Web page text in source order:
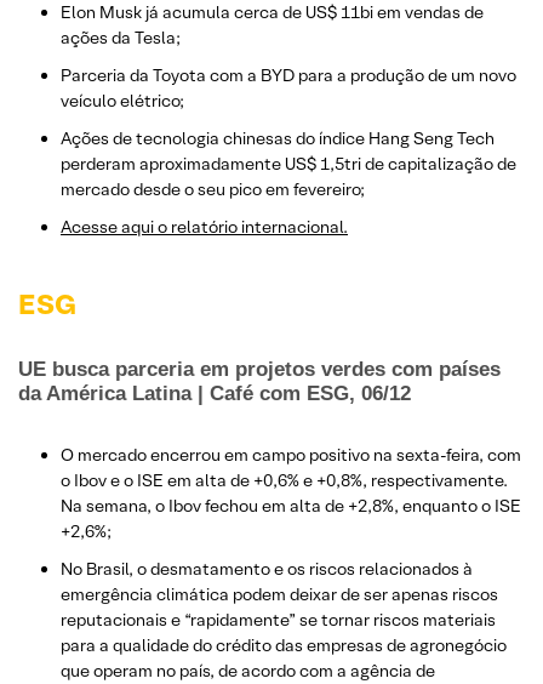
Elon Musk já acumula cerca de US$ 11bi em vendas de
ações da Tesla;
Parceria da Toyota com a BYD para a produção de um novo
veículo elétrico;
Ações de tecnologia chinesas do índice Hang Seng Tech
perderam aproximadamente US$ 1,5tri de capitalização de
mercado desde o seu pico em fevereiro;
Acesse aqui o relatório internacional.
ESG
UE busca parceria em projetos verdes com países
da América Latina | Café com ESG, 06/12
O mercado encerrou em campo positivo na sexta-feira, com
o Ibov e o ISE em alta de +0,6% e +0,8%, respectivamente.
Na semana, o Ibov fechou em alta de +2,8%, enquanto o ISE
+2,6%;
No Brasil, o desmatamento e os riscos relacionados à
emergência climática podem deixar de ser apenas riscos
reputacionais e “rapidamente” se tornar riscos materiais
para a qualidade do crédito das empresas de agronegócio
que operam no país, de acordo com a agência de